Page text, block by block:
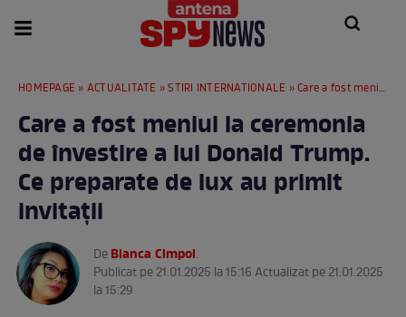
HOMEPAGE » ACTUALITATE »STIRI INTERNATIONALE » Care a fost meniul la ceremonia de învestire a lui Donald Trump. Ce preparate de lux au primit invitații
Care a fost meniul la ceremonia
de învestire a lui Donald Trump.
Ce preparate de lux au primit
invitații
DeBianca Cimpoi.
Publicat pe 21.01.2025 la 15:16 Actualizat pe 21.01.2025
la 15:29